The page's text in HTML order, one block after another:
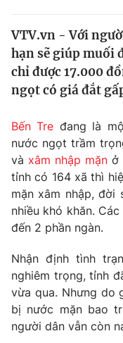
Y tế
Thế giới
Thế giới đó đây
Câu chuyện quốc tế
Kinh tế
Tài chính
Thị trường
Góc doanh nghiệp
Dữ liệu và đời
Truyền hình
Phim VTV
Hậu trường
Nhân vật
Khán giả
Giải trí
Điện ảnh
Âm nhạc
Sao
Đời sống
Du lịch
Giáo dục
Giáo dục
VTV.vn - Với
hạn sẽ giúp muối
chỉ được 17.000
ngọt có giá đắt
Bến Tre đang là
nước ngọt trầm
và xâm nhập mặn ở
tỉnh có 164 xã thì
mặn xâm nhập, đời
nhiều khó khăn.
đến 2 phần ngàn.
Nhận định tình
nghiêm trọng, tỉnh
vừa qua. Nhưng do
bị nước mặn bao
người dân vẫn còn